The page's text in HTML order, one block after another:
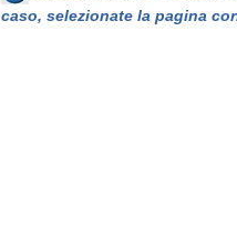
caso, selezionate la pagina